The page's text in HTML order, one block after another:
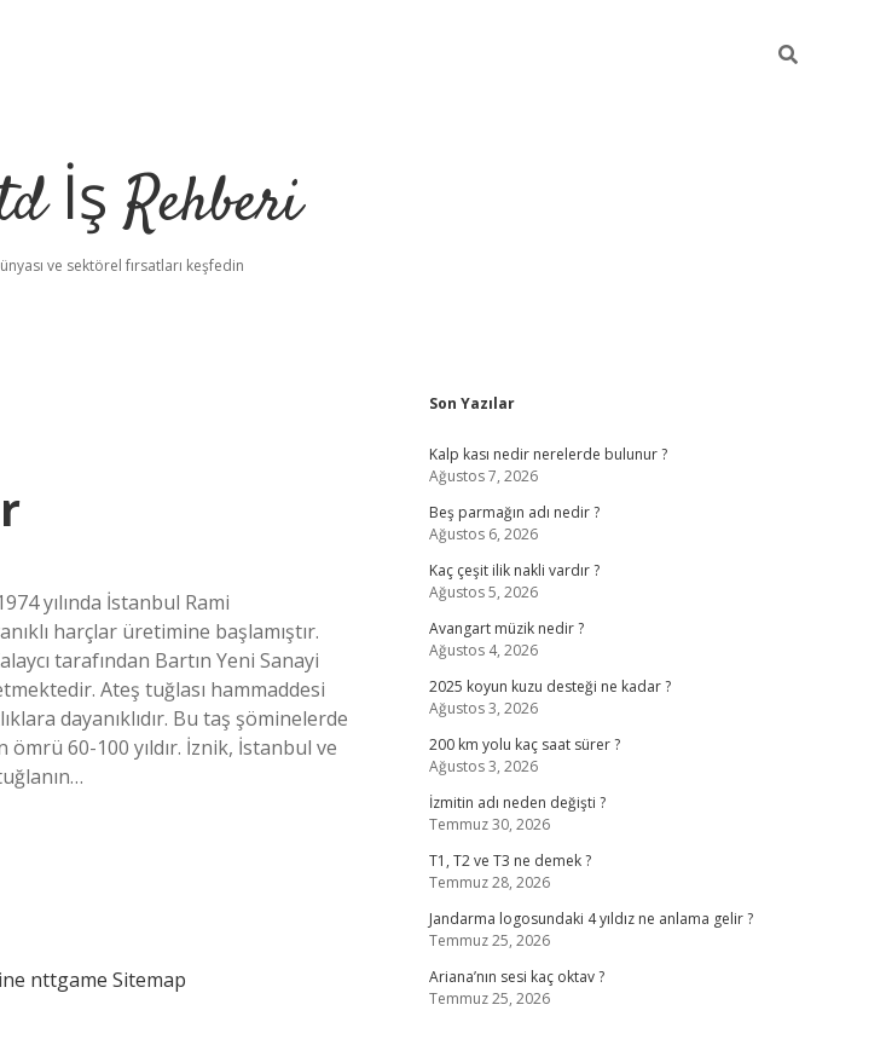
İş Rehberi
ve sektörel fırsatları keşfedin
yılında İstanbul Rami
harçlar üretimine başlamıştır.
tarafından Bartın Yeni Sanayi
Ateş tuğlası hammaddesi
dayanıklıdır. Bu taş şöminelerde
60-100 yıldır. İznik, İstanbul ve
nttgame Sitemap
Sidebar
Son Yazılar
Kalp kası nedir nerelerde bulunur ?
Ağustos 7, 2026
Beş parmağın adı nedir ?
Ağustos 6, 2026
Kaç çeşit ilik nakli vardır ?
Ağustos 5, 2026
Avangart müzik nedir ?
Ağustos 4, 2026
2025 koyun kuzu desteği ne kadar ?
Ağustos 3, 2026
200 km yolu kaç saat sürer ?
Ağustos 3, 2026
İzmitin adı neden değişti ?
Temmuz 30, 2026
T1, T2 ve T3 ne demek ?
Temmuz 28, 2026
Jandarma logosundaki 4 yıldız ne anlama gelir ?
Temmuz 25, 2026
Ariana’nın sesi kaç oktav ?
Temmuz 25, 2026